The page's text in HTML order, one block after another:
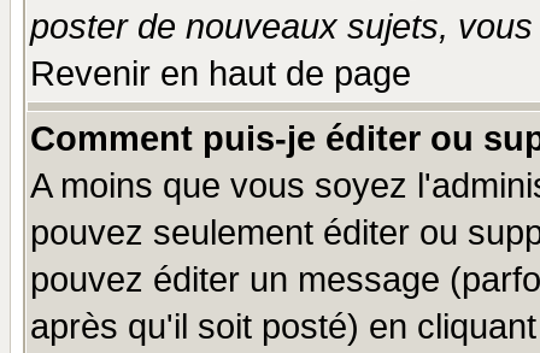
poster de nouveaux sujets,
Revenir en haut de page
Comment puis-je éditer ou
A moins que vous soyez
pouvez seulement éditer ou
pouvez éditer un message
après qu'il soit posté) en